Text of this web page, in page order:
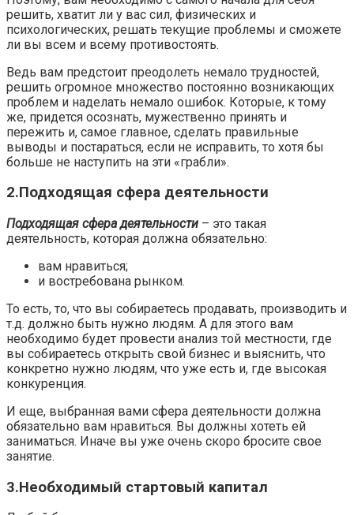
решить, хватит ли у вас сил, физических и
психологических, решать текущие проблемы и сможете
ли вы всем и всему противостоять.
Ведь вам предстоит преодолеть немало трудностей,
решить огромное множество постоянно возникающих
проблем и наделать немало ошибок. Которые, к тому
же, придется осознать, мужественно принять и
пережить и, самое главное, сделать правильные
выводы и постараться, если не исправить, то хотя бы
больше не наступить на эти «грабли».
2.Подходящая сфера деятельности
Подходящая сфера деятельности – это такая
деятельность, которая должна обязательно:
вам нравиться;
и востребована рынком.
То есть, то, что вы собираетесь продавать, производить и
т.д. должно быть нужно людям. А для этого вам
необходимо будет провести анализ той местности, где
вы собираетесь открыть свой бизнес и выяснить, что
конкретно нужно людям, что уже есть и, где высокая
конкуренция.
И еще, выбранная вами сфера деятельности должна
обязательно вам нравиться. Вы должны хотеть ей
заниматься. Иначе вы уже очень скоро бросите свое
занятие.
3.Необходимый стартовый капитал